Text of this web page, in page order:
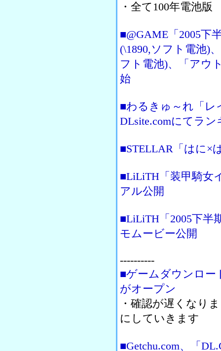
・全て100年電池版
■@GAME「2005下
(\1890,ソフト電池)
フト電池)、「アウ
始
■わるきゅ～れ「レ
DLsite.comにてラン
■STELLAR「はに×
■LiLiTH「装甲騎女
アル公開
■LiLiTH「2005下半
モムービー公開
----------
■ゲームダウンロー
がオープン
・確認が遅くなり
にしていきます
■Getchu.com、「